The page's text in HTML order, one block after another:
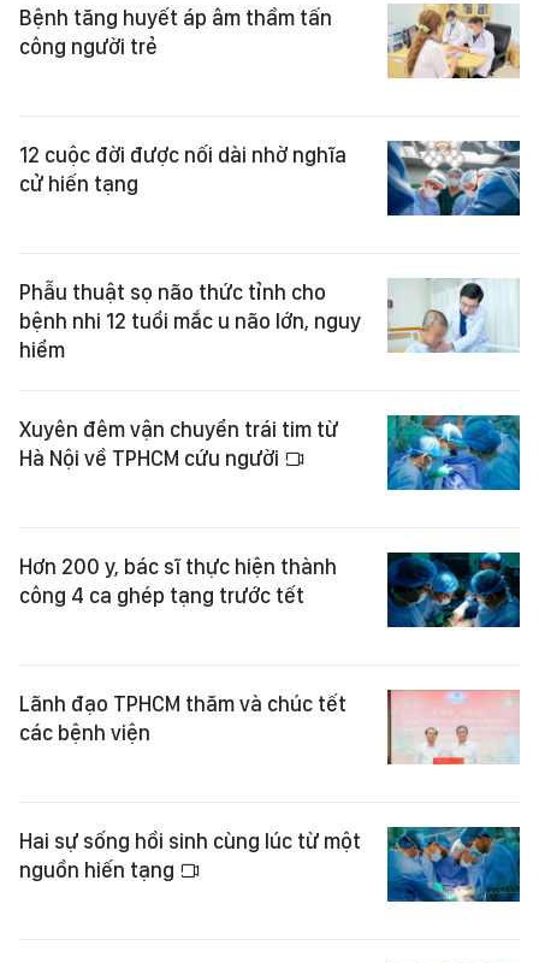
Bệnh tăng huyết áp âm thầm tấn
công người trẻ
12 cuộc đời được nối dài nhờ nghĩa
cử hiến tạng
Phẫu thuật sọ não thức tỉnh cho
bệnh nhi 12 tuổi mắc u não lớn, nguy
hiểm
Xuyên đêm vận chuyển trái tim từ
Hà Nội về TPHCM cứu người
Hơn 200 y, bác sĩ thực hiện thành
công 4 ca ghép tạng trước tết
Lãnh đạo TPHCM thăm và chúc tết
các bệnh viện
Hai sự sống hồi sinh cùng lúc từ một
nguồn hiến tạng